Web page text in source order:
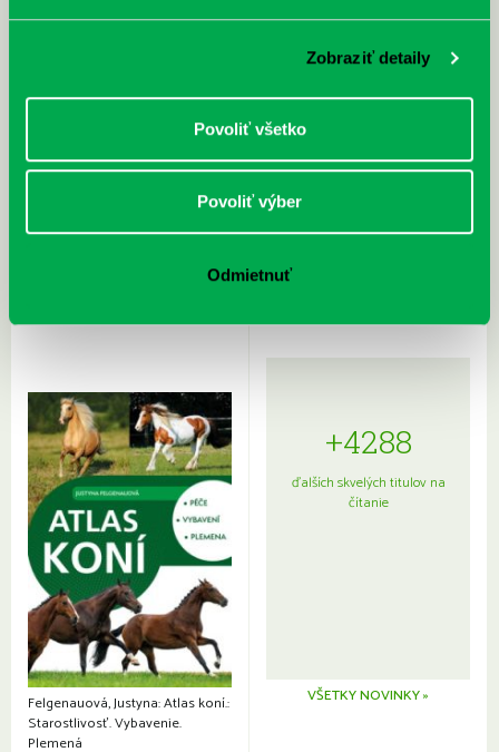
Zobraziť detaily
Povoliť všetko
Povoliť výber
Odmietnuť
Rudź, Przemyslaw: Atlas hviezd:
japonskou kuchyňou a etiketou
Felgenauová, Justyna: Atlas koní.:
Starostlivosť. Vybavenie.
Plemená
+4288
ďalších skvelých titulov na
čítanie
VŠETKY NOVINKY »